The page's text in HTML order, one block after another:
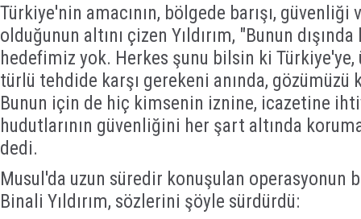
Türkiye'nin amacının, bölgede barışı,
olduğunun altını çizen Yıldırım, "Bunun
hedefimiz yok. Herkes şunu bilsin ki
türlü tehdide karşı gerekeni anında, gözümüzü
Bunun için de hiç kimsenin iznine, icazetine
hudutlarının güvenliğini her şart altında
dedi.
Musul'da uzun süredir konuşulan operasyonun
Binali Yıldırım, sözlerini şöyle sürdürdü: